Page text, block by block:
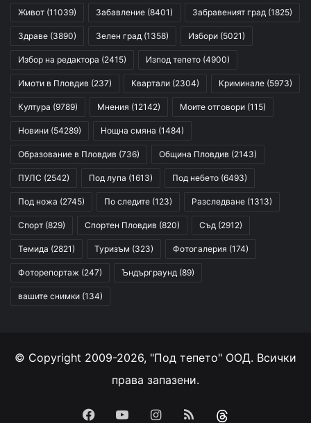
Живот (11039) Забавление (8401) Забравеният град (1825)
Здраве (3890) Зелен град (1358) Избори (5021)
Избор на редактора (2415) Изпод тепето (4900)
Имоти в Пловдив (237) Квартали (2304) Криминале (5973)
Култура (9789) Мнения (12142) Моите отговори (115)
Новини (54289) Нощна смяна (1484)
Образование в Пловдив (736) Община Пловдив (2143)
ПУЛС (2542) Под лупа (1613) Под небето (6493)
Под ножа (2745) По следите (123) Разследване (1313)
Спорт (829) Спортен Пловдив (820) Съд (2912)
Темида (2821) Туризъм (323) Фотогалерия (174)
Фоторепортаж (247) Ъндърграунд (89)
вашите снимки (134)
© Copyright 2009-2026, "Под тепето" ООД. Всички
права запазени.
Facebook
YouTubeInstagram
RSS